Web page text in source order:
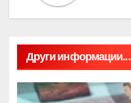
Други информации...